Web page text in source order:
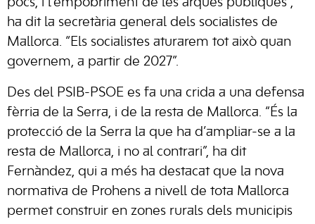
pocs, i l’empobriment de les arques públiques”,
ha dit la secretària general dels socialistes de
Mallorca. “Els socialistes aturarem tot això quan
governem, a partir de 2027”.
Des del PSIB-PSOE es fa una crida a una defensa
fèrria de la Serra, i de la resta de Mallorca. “És la
protecció de la Serra la que ha d’ampliar-se a la
resta de Mallorca, i no al contrari”, ha dit
Fernàndez, qui a més ha destacat que la nova
normativa de Prohens a nivell de tota Mallorca
permet construir en zones rurals dels municipis